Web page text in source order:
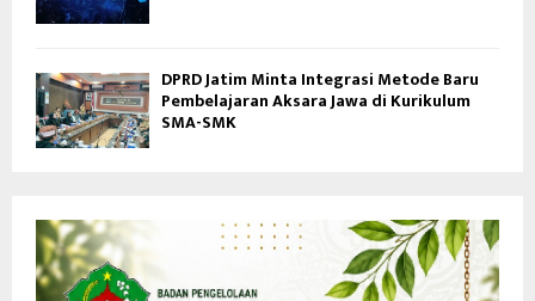
DPRD Jatim Minta Integrasi Metode Baru
Pembelajaran Aksara Jawa di Kurikulum
SMA-SMK